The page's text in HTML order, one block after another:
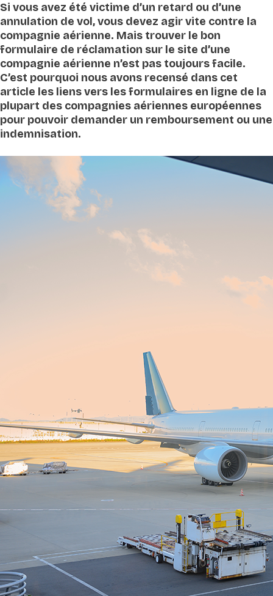
Si vous avez été victime d’un retard ou d’une
annulation de vol, vous devez agir vite contre la
compagnie aérienne. Mais trouver le bon
formulaire de réclamation sur le site d’une
compagnie aérienne n’est pas toujours facile.
C’est pourquoi nous avons recensé dans cet
article les liens vers les formulaires en ligne de la
plupart des compagnies aériennes européennes
pour pouvoir demander un remboursement ou une
indemnisation.